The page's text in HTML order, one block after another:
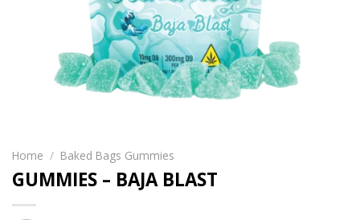
Home / Baked Bags Gummies
GUMMIES – BAJA BLAST